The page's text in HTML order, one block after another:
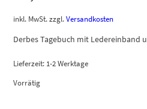
inkl. MwSt. zzgl.Versandkosten
Derbes Tagebuch mit Ledereinband
Lieferzeit: 1-2 Werktage
Vorrätig